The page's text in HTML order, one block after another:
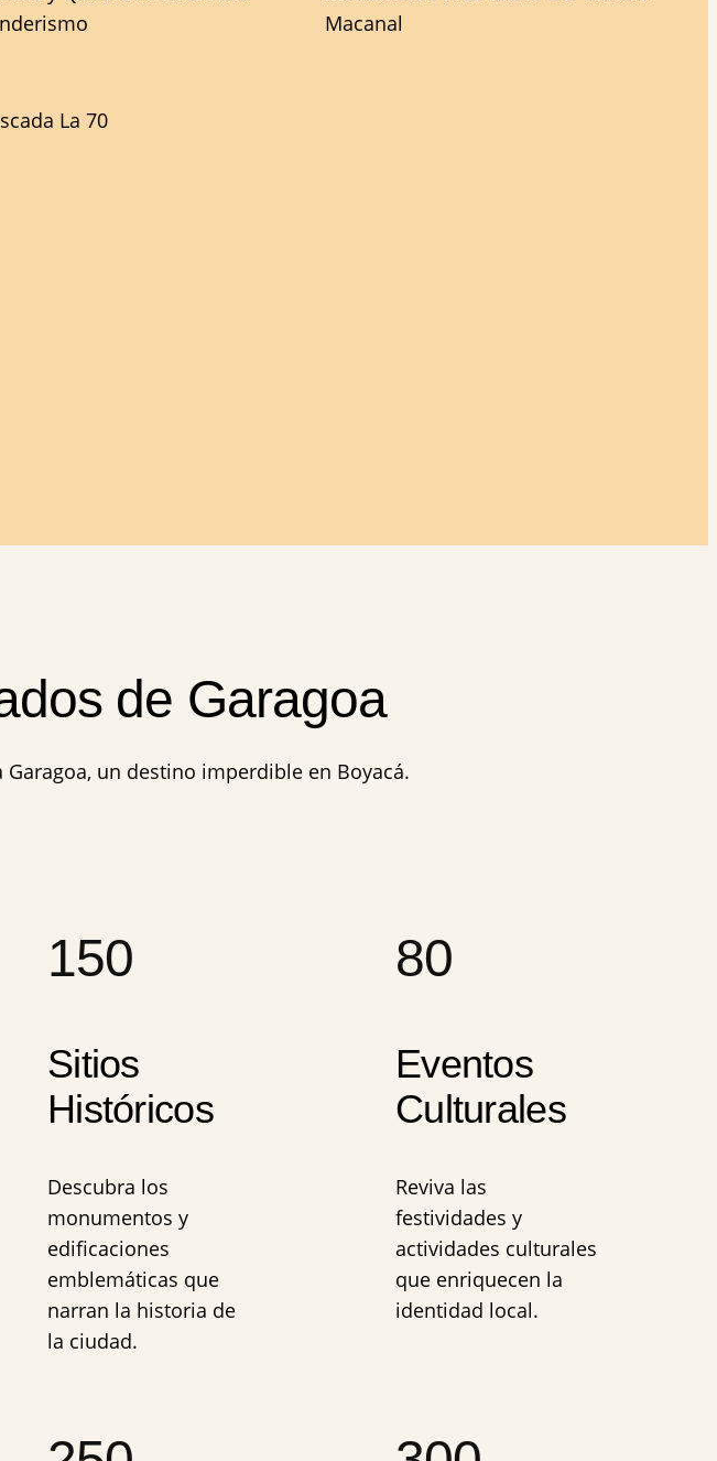
La 70
Macanal
de Garagoa
un destino imperdible en Boyacá.
150
Sitios
Históricos
Descubra los
monumentos y
edificaciones
emblemáticas que
narran la historia de
la ciudad.
80
Eventos
Culturales
Reviva las
festividades y
actividades culturales
que enriquecen la
identidad local.